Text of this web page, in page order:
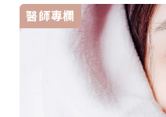
漂亮的女生發掘屬於自己獨特的
樣」；在治療過程中，她強調一
尤其是客人的安全，並在這個過
「而不是為了給誰看！」她強調
盼在客人起心動念，從出發到決
夠開心又自在的去呈現自己最好
力把這個想法傳達給顧客，因為
自己真正的需求，所以一開始的
導師，發掘客戶內心的真正需求
這件事情的動機？」例如有顧客
醫師專欄